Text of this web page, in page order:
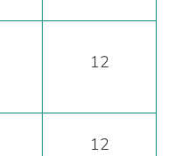
12
12